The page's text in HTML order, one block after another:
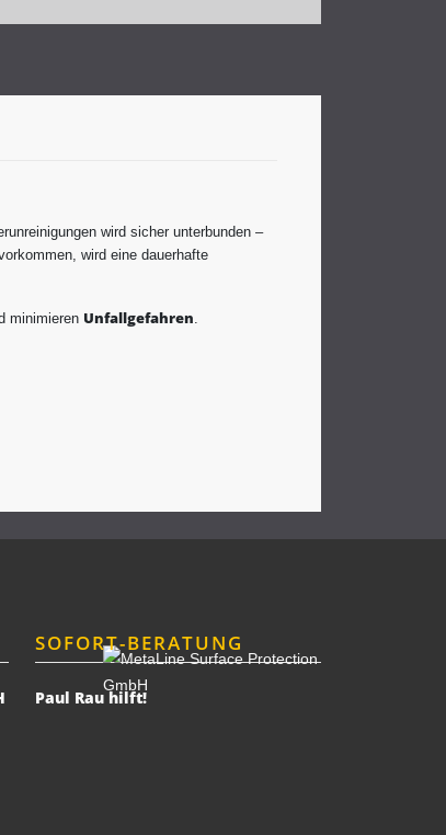
wird sicher unterbunden –
wird eine dauerhafte
minimieren Unfallgefahren
SOFORT-BERATUNG
Paul Rau hilft!